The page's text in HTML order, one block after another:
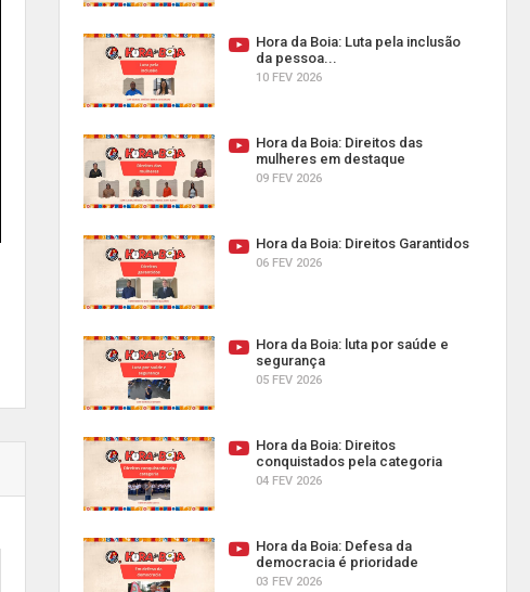
Hora da Boia: Luta pela inclusão
da pessoa...
10 FEV 2026
Hora da Boia: Direitos das
mulheres em destaque
09 FEV 2026
Hora da Boia: Direitos Garantidos
06 FEV 2026
Hora da Boia: luta por saúde e
segurança
05 FEV 2026
Hora da Boia: Direitos
conquistados pela categoria
04 FEV 2026
Hora da Boia: Defesa da
democracia é prioridade
03 FEV 2026